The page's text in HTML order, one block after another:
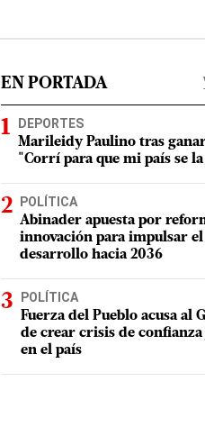
EN PORTADA
DEPORTES
Marileidy Paulino tras
"Corrí para que mi país se
POLÍTICA
Abinader apuesta por
innovación para impulsar el
desarrollo hacia 2036
POLÍTICA
Fuerza del Pueblo acusa al
de crear crisis de
en el país